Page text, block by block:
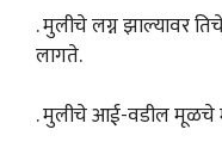
. मुलीचे लग्न झाल्यावर
लागते.
. मुलीचे आई-वडील मूळचे